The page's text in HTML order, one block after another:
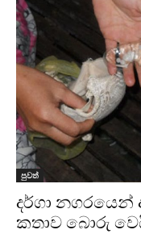
පුවත්
දර්ගා නගරයෙන්
කතාව බොරු